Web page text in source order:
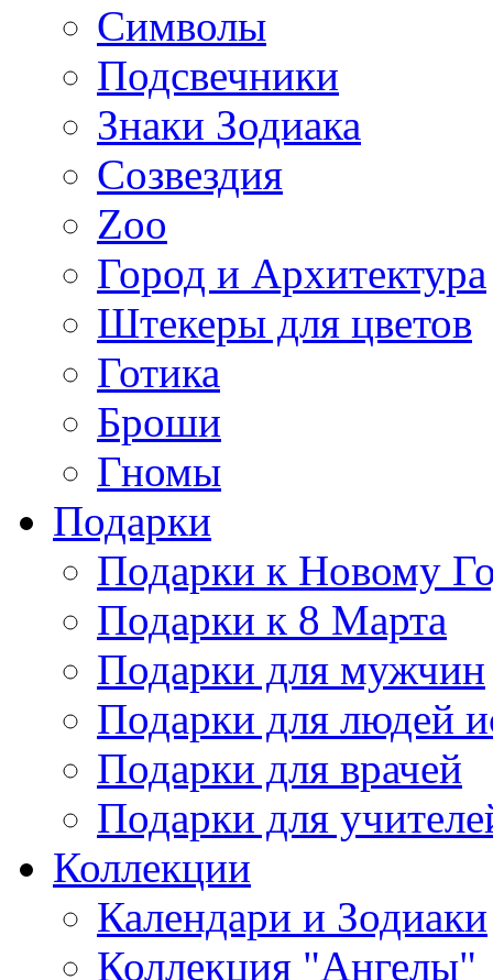
Символы
Подсвечники
Знаки Зодиака
Созвездия
Zoo
Город и Архитектура
Штекеры для цветов
Готика
Броши
Гномы
Подарки
Подарки к Новому
Подарки к 8 Марта
Подарки для мужчин
Подарки для людей
Подарки для врачей
Подарки для
Коллекции
Календари и Зодиаки
Коллекция "Ангелы"